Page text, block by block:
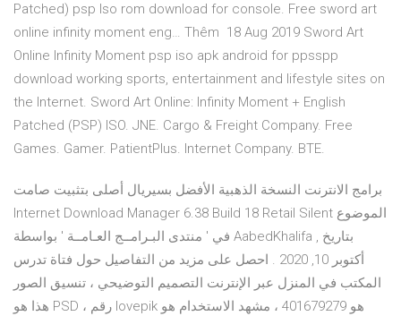
Patched) psp Iso rom download for console. Free sword art
online infinity moment eng… Thêm 18 Aug 2019 Sword Art
Online Infinity Moment psp iso apk android for ppsspp
download working sports, entertainment and lifestyle sites on
the Internet. Sword Art Online: Infinity Moment + English
Patched (PSP) ISO. JNE. Cargo & Freight Company. Free
Games. Gamer. PatientPlus. Internet Company. BTE.
برامج الانترنت النسخة الذهبية الأفضل بسيريال أصلى بتثبيت صامت
Internet Download Manager 6.38 Build 18 Retail Silent الموضوع
في ' منتدى البـرامــج العـامــة ' بواسطة AabedKhalifa , بتاريخ
‏أكتوبر 10, 2020 . احصل على مزيد من التفاصيل حول فتاة تدرس
المكتب في المنزل عبر الإنترنت التصميم التوضيحي ، تنسيق الصور
هذا هو PSD ، رقم lovepik هو 401679279 ، مشهد الاستخدام هو